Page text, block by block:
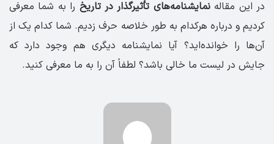
در این مقاله نمایشنامه‌‌های تأثیرگذار در تاریخ را به شما معرفی
کردیم و درباره هرکدام به طور خلاصه حرف زدیم. شما کدام یک از
آن‌ها را خوانده‌اید؟ آیا نمایشنامه دیگری هم وجود دارد که
جایش در لیست ما خالی باشد؟ لطفاً آن را به ما معرفی کنید.